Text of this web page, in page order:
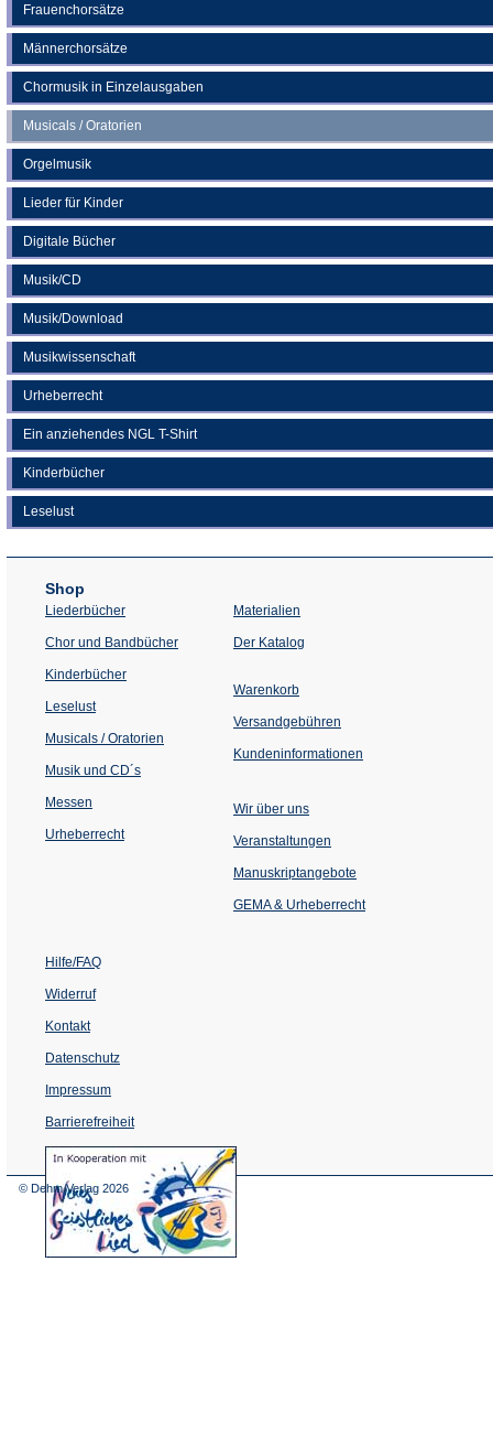
Frauenchorsätze
Männerchorsätze
Chormusik in Einzelausgaben
Musicals / Oratorien
Orgelmusik
Lieder für Kinder
Digitale Bücher
Musik/CD
Musik/Download
Musikwissenschaft
Urheberrecht
Ein anziehendes NGL T-Shirt
Kinderbücher
Leselust
Shop
Liederbücher
Chor und Bandbücher
Kinderbücher
Leselust
Musicals / Oratorien
Musik und CD´s
Messen
Urheberrecht
Materialien
Der Katalog
Warenkorb
Versandgebühren
Kundeninformationen
Wir über uns
Veranstaltungen
einem
Tab)
Manuskriptangebote
GEMA & Urheberrecht
Hilfe/FAQ
Widerruf
Kontakt
Datenschutz
Impressum
Barrierefreiheit
(Öffnet
in
© Dehm Verlag 2026